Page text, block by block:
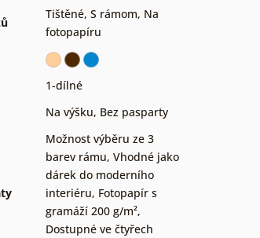
Tištěné, S rámom, Na
fotopapíru
1-dílné
Na výšku, Bez pasparty
Možnost výběru ze 3
barev rámu, Vhodné jako
dárek do moderního
interiéru, Fotopapír s
gramáží 200 g/m²,
Dostupné ve čtyřech